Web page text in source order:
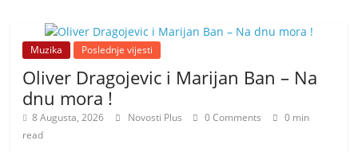
Muzika Poslednje vijesti
Oliver Dragojevic i Marijan Ban – Na
dnu mora !
8 Augusta, 2026 Novosti Plus 0 Comments
0 min
read